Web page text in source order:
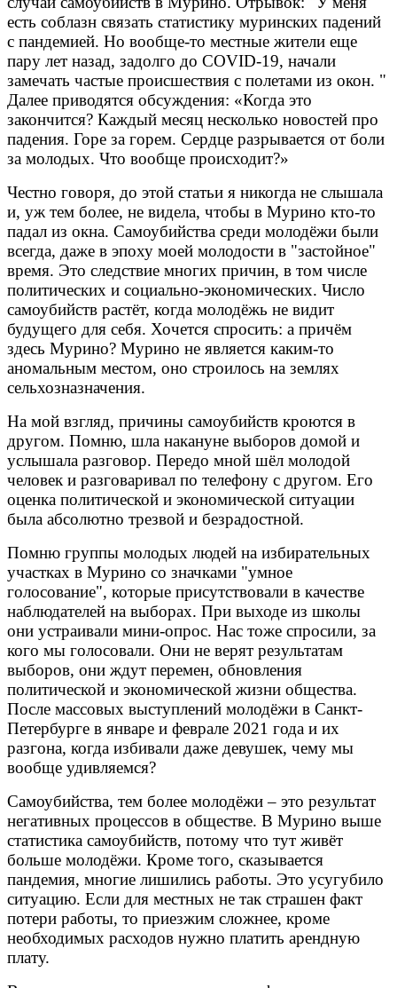
есть соблазн связать статистику муринских падений
с пандемией. Но вообще-то местные жители еще
пару лет назад, задолго до COVID-19, начали
замечать частые происшествия с полетами из окон. "
Далее приводятся обсуждения: «Когда это
закончится? Каждый месяц несколько новостей про
падения. Горе за горем. Сердце разрывается от боли
за молодых. Что вообще происходит?»
Честно говоря, до этой статьи я никогда не слышала
и, уж тем более, не видела, чтобы в Мурино кто-то
падал из окна. Самоубийства среди молодёжи были
всегда, даже в эпоху моей молодости в "застойное"
время. Это следствие многих причин, в том числе
политических и социально-экономических. Число
самоубийств растёт, когда молодёжь не видит
будущего для себя. Хочется спросить: а причём
здесь Мурино? Мурино не является каким-то
аномальным местом, оно строилось на землях
сельхозназначения.
На мой взгляд, причины самоубийств кроются в
другом. Помню, шла накануне выборов домой и
услышала разговор. Передо мной шёл молодой
человек и разговаривал по телефону с другом. Его
оценка политической и экономической ситуации
была абсолютно трезвой и безрадостной.
Помню группы молодых людей на избирательных
участках в Мурино со значками "умное
голосование", которые присутствовали в качестве
наблюдателей на выборах. При выходе из школы
они устраивали мини-опрос. Нас тоже спросили, за
кого мы голосовали. Они не верят результатам
выборов, они ждут перемен, обновления
политической и экономической жизни общества.
После массовых выступлений молодёжи в Санкт-
Петербурге в январе и феврале 2021 года и их
разгона, когда избивали даже девушек, чему мы
вообще удивляемся?
Самоубийства, тем более молодёжи – это результат
негативных процессов в обществе. В Мурино выше
статистика самоубийств, потому что тут живёт
больше молодёжи. Кроме того, сказывается
пандемия, многие лишились работы. Это усугубило
ситуацию. Если для местных не так страшен факт
потери работы, то приезжим сложнее, кроме
необходимых расходов нужно платить арендную
плату.